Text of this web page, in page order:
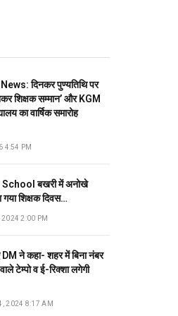
दिनकर पुण्यतिथि पर
शिक्षक सम्मान’ और KGM
का वार्षिक समारोह
4:54 PM
School बखरी में अनोखे
गया शिक्षक दिवस…
2024 2:00 PM
ने कहा- शहर में बिना नंबर
टेम्पो व ई-रिक्शा लगेगी
2024 8:17 AM